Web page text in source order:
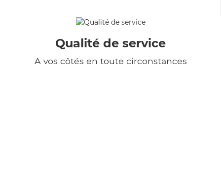
Qualité de service
A vos côtés en toute circonstances